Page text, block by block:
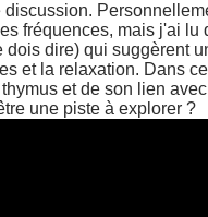
discussion.
fréquences, mais j'ai lu
dois dire) qui suggèrent
et la relaxation. Dans
et de son lien
une piste à explorer ?